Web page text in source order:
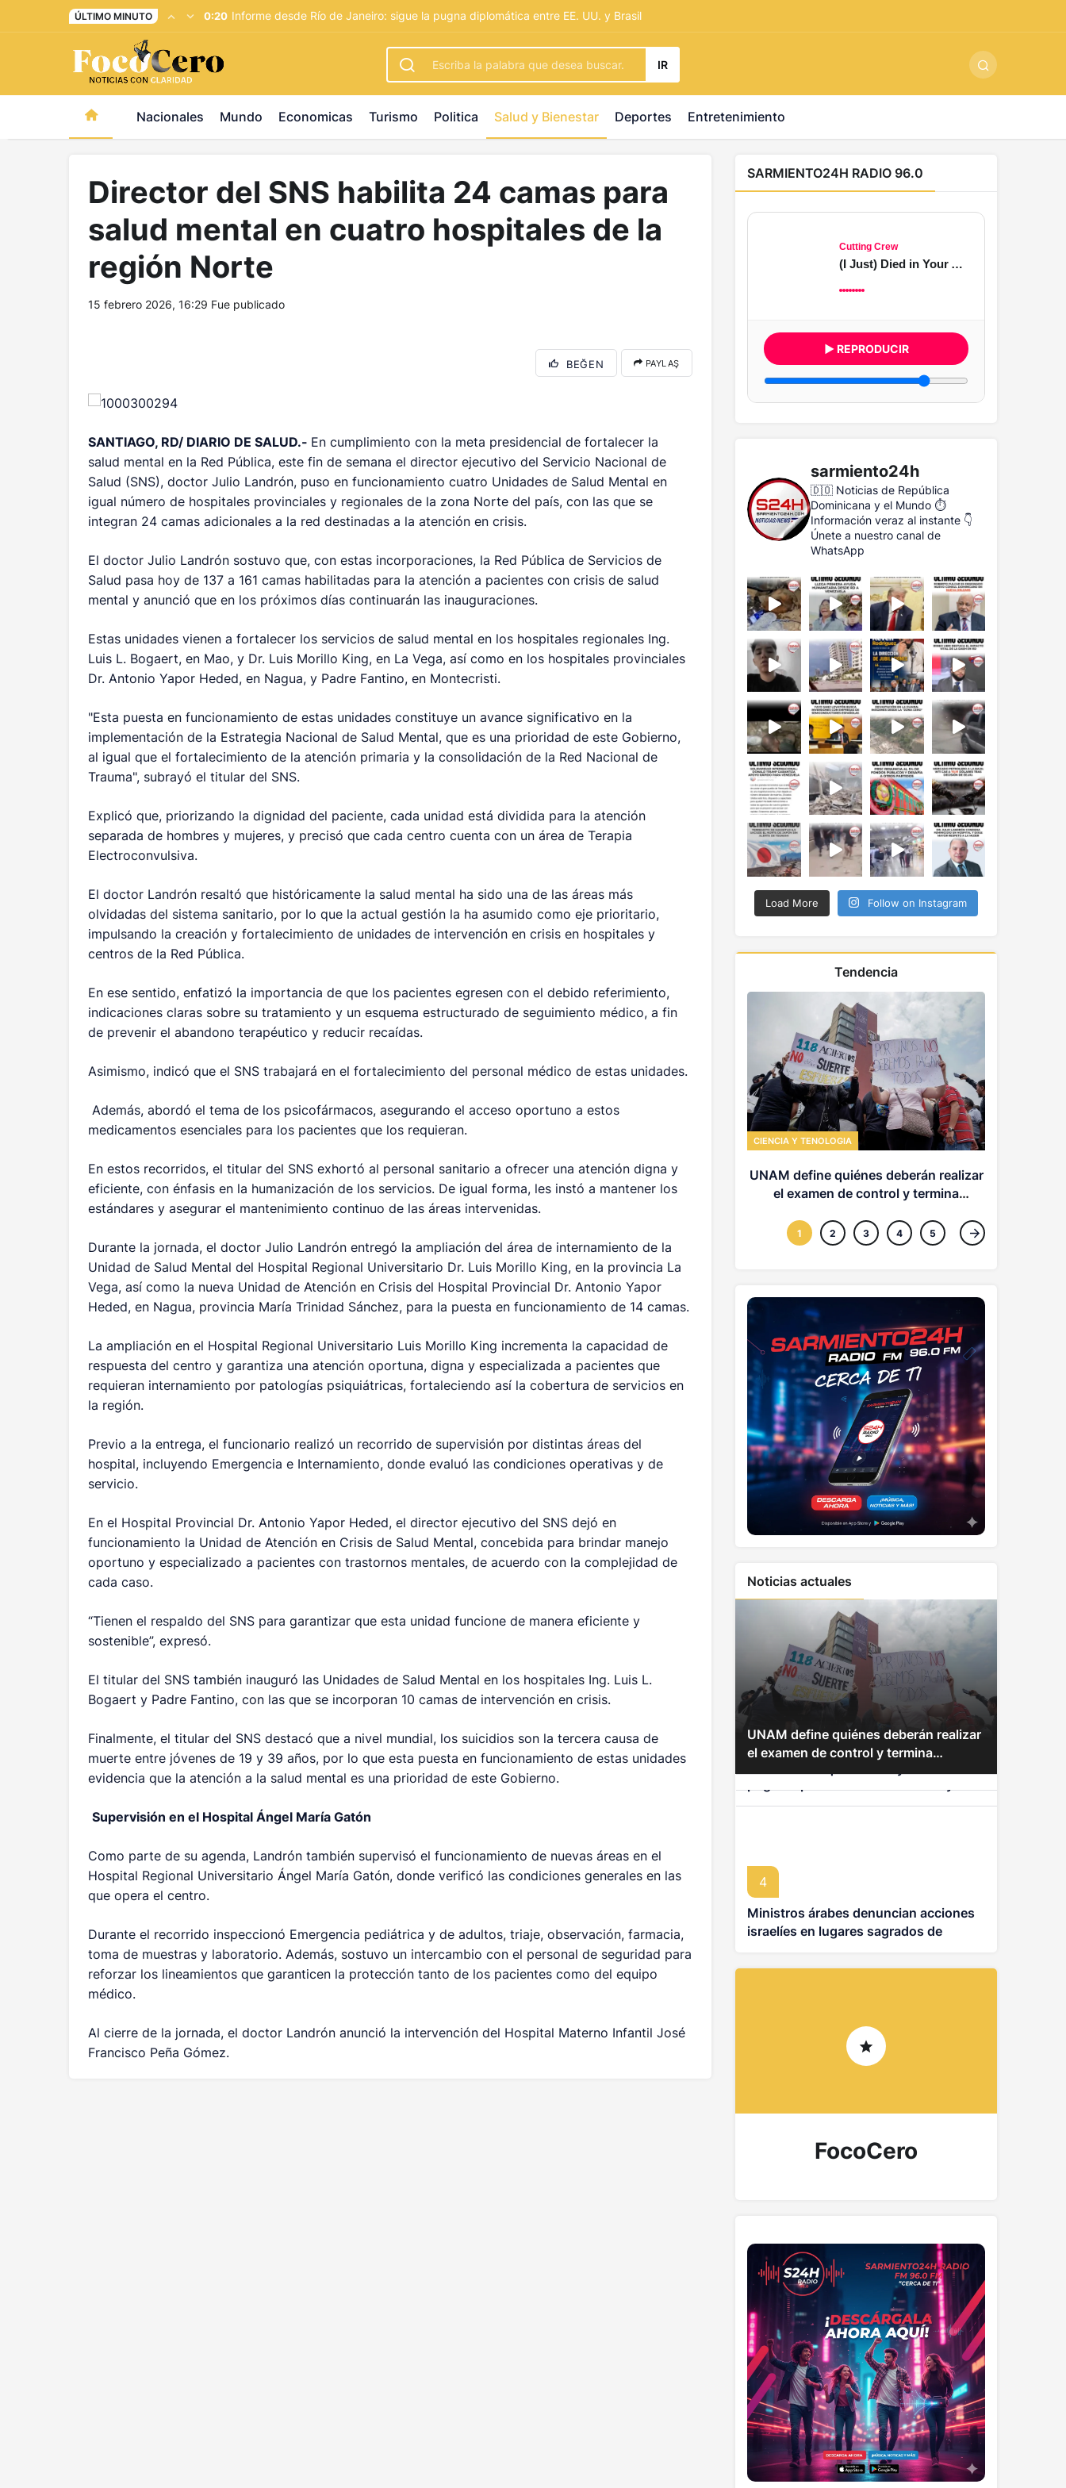
pusulabet giriş-trwin giriş levabet - vizebet giriş -masterbetting palacebet1.com- kralbet yeni giriş tlcasino giriş
ÚLTIMO MINUTO 0:20 Informe desde Río de Janeiro: sigue la pugna diplomática entre EE. UU. y Brasil
IR
Nacionales Mundo Economicas Turismo Politica Salud y Bienestar Deportes Entretenimiento
Director del SNS habilita 24 camas para
salud mental en cuatro hospitales de la
región Norte
15 febrero 2026, 16:29 Fue publicado
BEĞEN PAYLAŞ
SANTIAGO, RD/ DIARIO DE SALUD.- En cumplimiento con la meta presidencial de fortalecer la
salud mental en la Red Pública, este fin de semana el director ejecutivo del Servicio Nacional de
Salud (SNS), doctor Julio Landrón, puso en funcionamiento cuatro Unidades de Salud Mental en
igual número de hospitales provinciales y regionales de la zona Norte del país, con las que se
integran 24 camas adicionales a la red destinadas a la atención en crisis.
El doctor Julio Landrón sostuvo que, con estas incorporaciones, la Red Pública de Servicios de
Salud pasa hoy de 137 a 161 camas habilitadas para la atención a pacientes con crisis de salud
mental y anunció que en los próximos días continuarán las inauguraciones.
Estas unidades vienen a fortalecer los servicios de salud mental en los hospitales regionales Ing.
Luis L. Bogaert, en Mao, y Dr. Luis Morillo King, en La Vega, así como en los hospitales provinciales
Dr. Antonio Yapor Heded, en Nagua, y Padre Fantino, en Montecristi.
"Esta puesta en funcionamiento de estas unidades constituye un avance significativo en la
implementación de la Estrategia Nacional de Salud Mental, que es una prioridad de este Gobierno,
al igual que el fortalecimiento de la atención primaria y la consolidación de la Red Nacional de
Trauma", subrayó el titular del SNS.
Explicó que, priorizando la dignidad del paciente, cada unidad está dividida para la atención
separada de hombres y mujeres, y precisó que cada centro cuenta con un área de Terapia
Electroconvulsiva.
El doctor Landrón resaltó que históricamente la salud mental ha sido una de las áreas más
olvidadas del sistema sanitario, por lo que la actual gestión la ha asumido como eje prioritario,
impulsando la creación y fortalecimiento de unidades de intervención en crisis en hospitales y
centros de la Red Pública.
En ese sentido, enfatizó la importancia de que los pacientes egresen con el debido referimiento,
indicaciones claras sobre su tratamiento y un esquema estructurado de seguimiento médico, a fin
de prevenir el abandono terapéutico y reducir recaídas.
Asimismo, indicó que el SNS trabajará en el fortalecimiento del personal médico de estas unidades.
Además, abordó el tema de los psicofármacos, asegurando el acceso oportuno a estos
medicamentos esenciales para los pacientes que los requieran.
En estos recorridos, el titular del SNS exhortó al personal sanitario a ofrecer una atención digna y
eficiente, con énfasis en la humanización de los servicios. De igual forma, les instó a mantener los
estándares y asegurar el mantenimiento continuo de las áreas intervenidas.
Durante la jornada, el doctor Julio Landrón entregó la ampliación del área de internamiento de la
Unidad de Salud Mental del Hospital Regional Universitario Dr. Luis Morillo King, en la provincia La
Vega, así como la nueva Unidad de Atención en Crisis del Hospital Provincial Dr. Antonio Yapor
Heded, en Nagua, provincia María Trinidad Sánchez, para la puesta en funcionamiento de 14 camas.
La ampliación en el Hospital Regional Universitario Luis Morillo King incrementa la capacidad de
respuesta del centro y garantiza una atención oportuna, digna y especializada a pacientes que
requieran internamiento por patologías psiquiátricas, fortaleciendo así la cobertura de servicios en
la región.
Previo a la entrega, el funcionario realizó un recorrido de supervisión por distintas áreas del
hospital, incluyendo Emergencia e Internamiento, donde evaluó las condiciones operativas y de
servicio.
En el Hospital Provincial Dr. Antonio Yapor Heded, el director ejecutivo del SNS dejó en
funcionamiento la Unidad de Atención en Crisis de Salud Mental, concebida para brindar manejo
oportuno y especializado a pacientes con trastornos mentales, de acuerdo con la complejidad de
cada caso.
“Tienen el respaldo del SNS para garantizar que esta unidad funcione de manera eficiente y
sostenible”, expresó.
El titular del SNS también inauguró las Unidades de Salud Mental en los hospitales Ing. Luis L.
Bogaert y Padre Fantino, con las que se incorporan 10 camas de intervención en crisis.
Finalmente, el titular del SNS destacó que a nivel mundial, los suicidios son la tercera causa de
muerte entre jóvenes de 19 y 39 años, por lo que esta puesta en funcionamiento de estas unidades
evidencia que la atención a la salud mental es una prioridad de este Gobierno.
Supervisión en el Hospital Ángel María Gatón
Como parte de su agenda, Landrón también supervisó el funcionamiento de nuevas áreas en el
Hospital Regional Universitario Ángel María Gatón, donde verificó las condiciones generales en las
que opera el centro.
Durante el recorrido inspeccionó Emergencia pediátrica y de adultos, triaje, observación, farmacia,
toma de muestras y laboratorio. Además, sostuvo un intercambio con el personal de seguridad para
reforzar los lineamientos que garanticen la protección tanto de los pacientes como del equipo
médico.
Al cierre de la jornada, el doctor Landrón anunció la intervención del Hospital Materno Infantil José
Francisco Peña Gómez.
SARMIENTO24H RADIO 96.0
Cutting Crew
(I Just) Died in Your Arms
▶ REPRODUCIR
sarmiento24h
🇩🇴 Noticias de República
Dominicana y el Mundo ⏱️
Información veraz al instante 👇
Únete a nuestro canal de
WhatsApp
Load More Follow on Instagram
Tendencia
CIENCIA Y TENOLOGIA
UNAM define quiénes deberán realizar
el examen de control y termina
1 2 3 4 5
Noticias actuales
UNAM define quiénes deberán realizar
el examen de control y termina
contrato con Territorium Life
Zelenski advierte las dificultades para
instalar sistema antimisiles
3
Informe desde Río de Janeiro: sigue la
Brasil
4
Ministros árabes denuncian acciones
israelíes en lugares sagrados de
FocoCero